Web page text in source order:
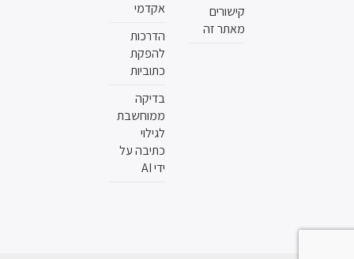
קישורים
מאתר זה
אקדמי
הדרכות
להפקת
כתוביות
בדיקה
ממוחשבת
לגילוי
כתיבה על
ידי AI